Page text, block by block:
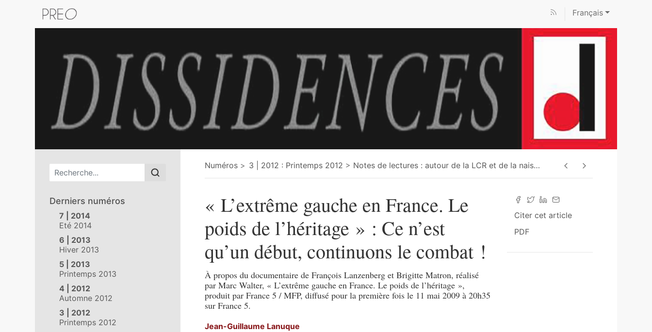
Français
Menu principal
Derniers numéros
7 | 2014
Eté 2014
6 | 2013
Hiver 2013
5 | 2013
Printemps 2013
4 | 2012
Automne 2012
3 | 2012
Printemps 2012
Numéros 3 | 2012 : Printemps 2012 Notes de lectures : autour de la LCR et de la nais…
Citer cet article
PDF
« L’extrême gauche en France. Le
poids de l’héritage » : Ce n’est
qu’un début, continuons le combat !
À propos du documentaire de François Lanzenberg et Brigitte Matron, réalisé
par Marc Walter, « L’extrême gauche en France. Le poids de l’héritage »,
produit par France 5 / MFP, diffusé pour la première fois le 11 mai 2009 à 20h35
sur France 5.
Jean-Guillaume Lanuque